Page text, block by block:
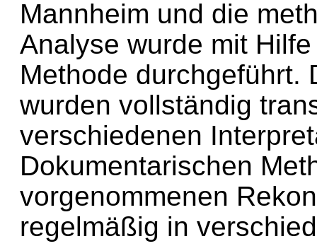
Mannheim und die
Analyse wurde mit
Methode durchgeführt.
wurden vollständig
verschiedenen
Dokumentarischen
vorgenommenen
regelmäßig in